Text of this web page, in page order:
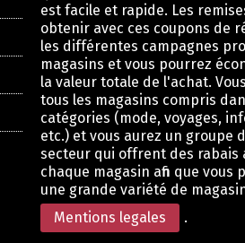
est facile et rapide. Les
obtenir avec ces coupons de
les différentes campagnes
magasins et vous pourrez
la valeur totale de l'achat.
tous les magasins compris
catégories (mode, voyages,
etc.) et vous aurez un groupe
secteur qui offrent des rabais
chaque magasin afin que vous
une grande variété de
Mentions legales
.